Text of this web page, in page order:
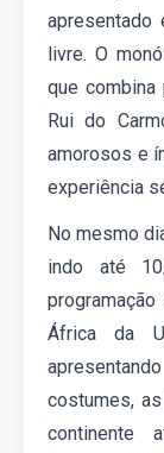
livre. O
que combina
Rui do
amorosos e
experiência
No mesmo
indo até
África da
costumes,
continente